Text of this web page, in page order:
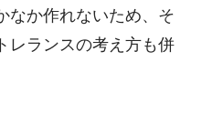
なか作れないため、そ
レランスの考え方も併